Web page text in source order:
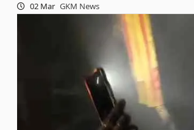
02 Mar GKM News